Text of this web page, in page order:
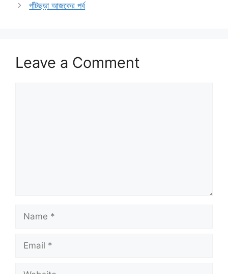
গাঁটছড়া আজকের পর্ব
Leave a Comment
Name
Email
Website